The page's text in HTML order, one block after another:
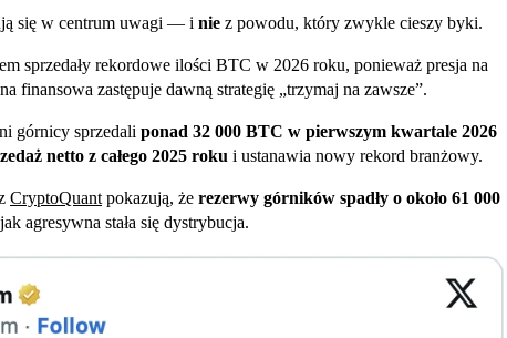
się w centrum uwagi — i nie z powodu, który zwykle cieszy byki.
sprzedały rekordowe ilości BTC w 2026 roku, ponieważ presja na
finansowa zastępuje dawną strategię „trzymaj na zawsze”.
górnicy sprzedali ponad 32 000 BTC w pierwszym kwartale 2026
netto z całego 2025 roku i ustanawia nowy rekord branżowy.
CryptoQuantpokazują, że rezerwy górników spadły o około 61 000
agresywna stała się dystrybucja.